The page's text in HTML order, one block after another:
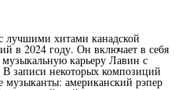
лучшими хитами канадской
в 2024 году. Он включает в себя
карьеру Лавин с
записи некоторых композиций
музыканты: американский рэпер